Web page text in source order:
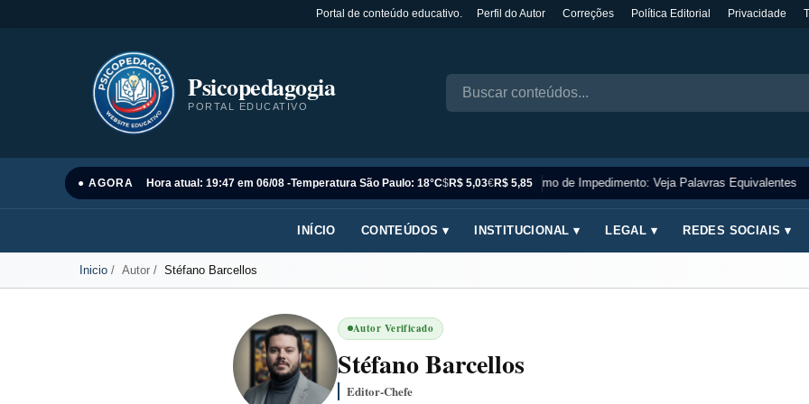
Portal de conteúdo educativo. Perfil do Autor Correções Política Editorial Privacidade
Psicopedagogia
PORTAL EDUCATIVO
● AGORA Hora atual: 19:47 em 06/08 -Temperatura São Paulo: 18°C$R$ 5,03€R$ 5,85
Sinônimo de Impedimento: Veja Palavras Equivalentes
INÍCIO CONTEÚDOS ▾ INSTITUCIONAL ▾ LEGAL ▾ REDES SOCIAIS ▾
Inicio Autor Stéfano Barcellos
Autor Verificado
Stéfano Barcellos
Editor-Chefe